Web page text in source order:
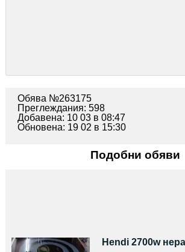
Обява №263175
Преглеждания: 598
Добавена: 10 03 в 08:47
Обновена: 19 02 в 15:30
Подобни обяви
Hendi 2700w